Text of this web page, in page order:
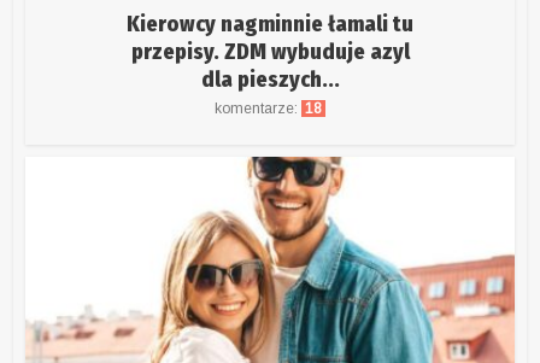
Kierowcy nagminnie łamali tu
przepisy. ZDM wybuduje azyl
dla pieszych...
komentarze: 18